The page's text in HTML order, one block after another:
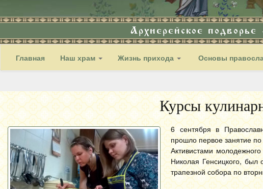
Архиерейское
Главная Наш храм Жизнь прихода Основы
Курсы
6 сентября в
прошло первое занятие по
Активистами
Николая Генсицкого, был
трапезной собора по